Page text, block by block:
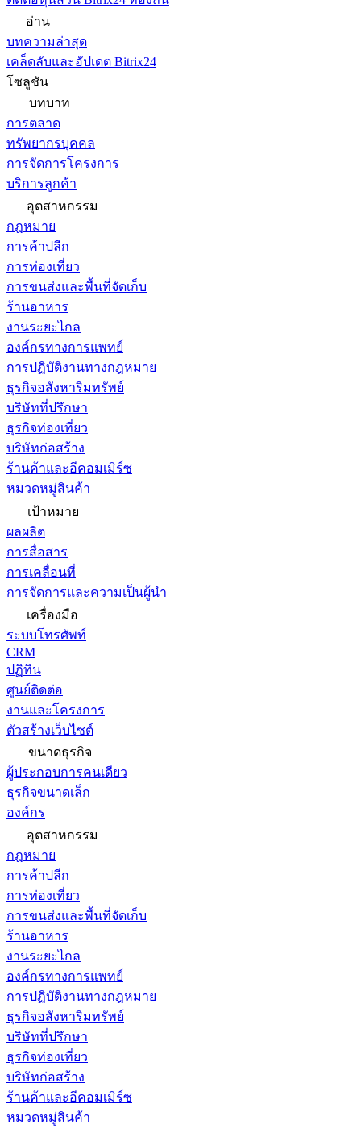
อ่าน
บทความล่าสุด
เคล็ดลับและอัปเดต Bitrix24
โซลูชัน
บทบาท
การตลาด
ทรัพยากรบุคคล
การจัดการโครงการ
บริการลูกค้า
อุตสาหกรรม
กฎหมาย
การค้าปลีก
การท่องเที่ยว
การขนส่งและพื้นที่จัดเก็บ
ร้านอาหาร
งานระยะไกล
องค์กรทางการแพทย์
การปฏิบัติงานทางกฎหมาย
ธุรกิจอสังหาริมทรัพย์
บริษัทที่ปรึกษา
ธุรกิจท่องเที่ยว
บริษัทก่อสร้าง
ร้านค้าและอีคอมเมิร์ซ
หมวดหมู่สินค้า
เป้าหมาย
ผลผลิต
การสื่อสาร
การเคลื่อนที่
การจัดการและความเป็นผู้นำ
เครื่องมือ
ระบบโทรศัพท์
CRM
ปฏิทิน
ศูนย์ติดต่อ
งานและโครงการ
ตัวสร้างเว็บไซต์
ขนาดธุรกิจ
ผู้ประกอบการคนเดียว
ธุรกิจขนาดเล็ก
องค์กร
อุตสาหกรรม
กฎหมาย
การค้าปลีก
การท่องเที่ยว
การขนส่งและพื้นที่จัดเก็บ
ร้านอาหาร
งานระยะไกล
องค์กรทางการแพทย์
การปฏิบัติงานทางกฎหมาย
ธุรกิจอสังหาริมทรัพย์
บริษัทที่ปรึกษา
ธุรกิจท่องเที่ยว
บริษัทก่อสร้าง
ร้านค้าและอีคอมเมิร์ซ
หมวดหมู่สินค้า